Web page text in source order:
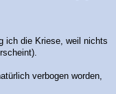
ich die Kriese, weil nichts
verbogen worden,